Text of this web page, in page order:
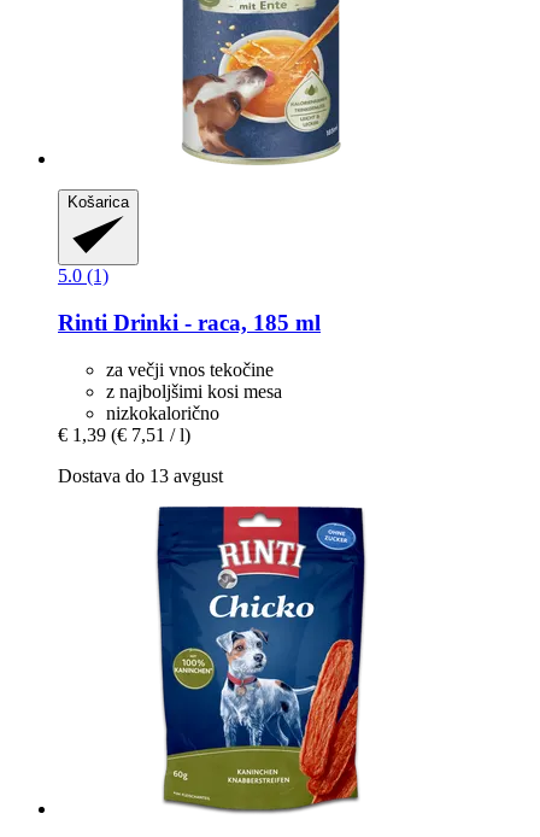
Košarica
5.0 (1)
Rinti Drinki -​ raca, 185 ml
za večji vnos tekočine
z najboljšimi kosi mesa
nizkokalorično
€ 1,39 (€ 7,51 / l)
Dostava do 13 avgust